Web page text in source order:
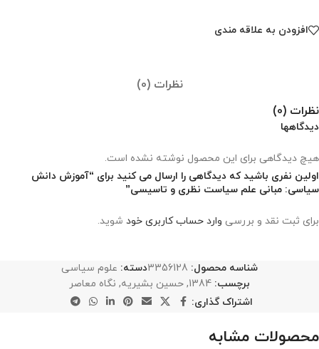
افزودن به علاقه مندی
نظرات (0)
نظرات (0)
دیدگاهها
هیچ دیدگاهی برای این محصول نوشته نشده است.
اولین نفری باشید که دیدگاهی را ارسال می کنید برای “آموزش دانش
سیاسی: مبانی علم سیاست نظری و تاسیسی”
برای ثبت نقد و بررسی وارد حساب کاربری خود شوید.
شناسه محصول: 3356128دسته: علوم سیاسی
برچسب: 1384
, حسین بشیریه, نگاه معاصر
اشتراک گذاری:
محصولات مشابه